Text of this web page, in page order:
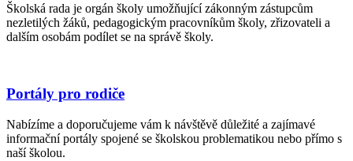
Školská rada je orgán školy umožňující zákonným zástupcům
nezletilých žáků, pedagogickým pracovníkům školy, zřizovateli a
dalším osobám podílet se na správě školy.
Portály pro rodiče
Nabízíme a doporučujeme vám k návštěvě důležité a zajímavé
informační portály spojené se školskou problematikou nebo přímo s
naší školou.